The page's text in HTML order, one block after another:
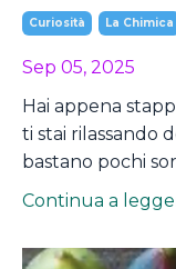
Curiosità La Chimica
Sep 05, 2025
Hai appena
ti stai rilassando
bastano pochi
Continua a